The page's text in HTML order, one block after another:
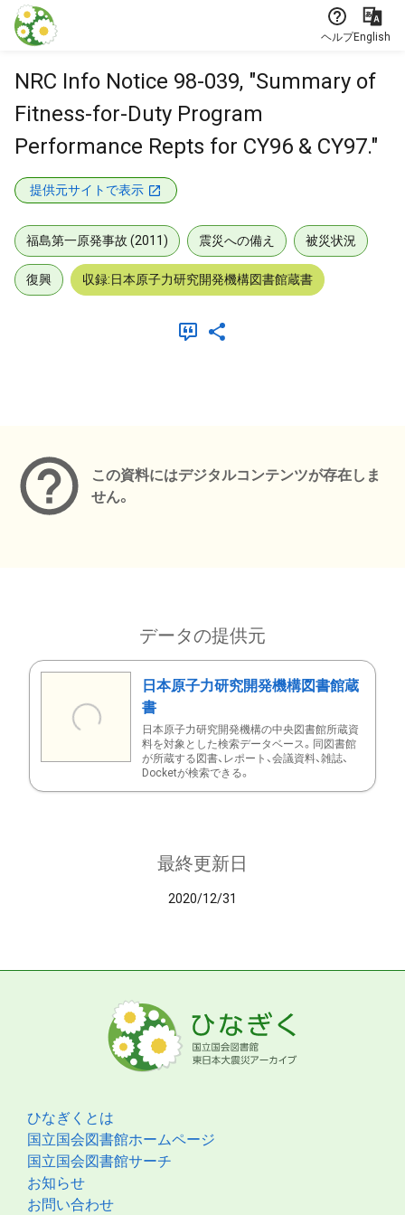
本文に飛ぶ
ヘルプEnglish
NRC Info Notice 98-039, "Summary of
Fitness-for-Duty Program
Performance Repts for CY96 & CY97."
提供元サイトで表示
福島第一原発事故 (2011) 震災への備え 被災状況
復興 収録:日本原子力研究開発機構図書館蔵書
この資料にはデジタルコンテンツが存在しま
せん。
データの提供元
日本原子力研究開発機構図書館蔵
書
日本原子力研究開発機構の中央図書館所蔵資
料を対象とした検索データベース。同図書館
が所蔵する図書、レポート、会議資料、雑誌、
Docketが検索できる。
最終更新日
2020/12/31
ひなぎくとは
国立国会図書館ホームページ
国立国会図書館サーチ
お知らせ
お問い合わせ